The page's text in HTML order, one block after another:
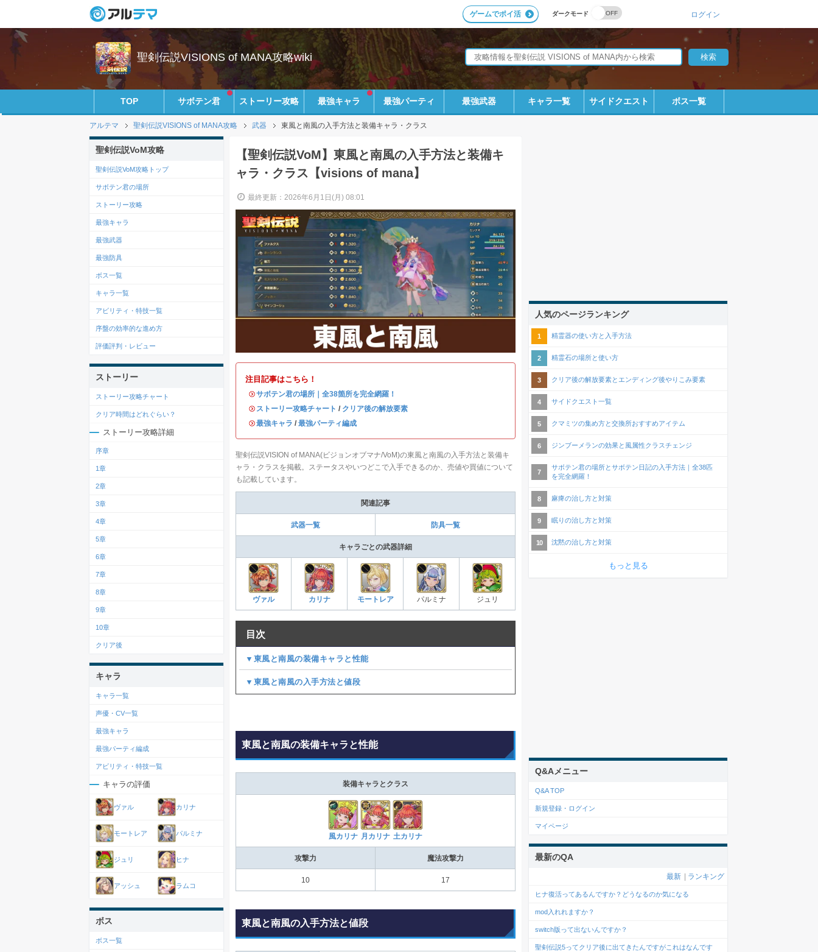
ダークモード
ゲームでポイ活 ログイン
聖剣伝説VISIONS of MANA攻略wiki
TOP サボテン君 ストーリー攻略 最強キャラ 最強パーティ 最強武器 キャラ一覧 サイドクエスト ボス一覧
アルテマ 聖剣伝説VISIONS of MANA攻略 武器 東風と南風の入手方法と装備キャラ・クラス
【聖剣伝説VoM】東風と南風の入手方法と装備キ
ャラ・クラス【visions of mana】
最終更新：2026年6月1日(月) 08:01
注目記事はこちら！
・サボテン君の場所｜全38箇所を完全網羅！
・ ストーリー攻略チャート / クリア後の解放要素
・最強キャラ / 最強パーティ編成
聖剣伝説VISION of MANA(ビジョンオブマナ/VoM)の東風と南風の入手方法と装備キ
ャラ・クラスを掲載。ステータスやいつどこで入手できるのか、売値や買値について
も記載しています。
関連記事
武器一覧 防具一覧
キャラごとの武器詳細
ヴァル カリナ モートレア パルミナ ジュリ
目次
▼東風と南風の装備キャラと性能
▼東風と南風の入手方法と値段
東風と南風の装備キャラと性能
装備キャラとクラス
風カリナ 月カリナ 土カリナ
攻撃力 魔法攻撃力
10 17
東風と南風の入手方法と値段
聖剣伝説VoM攻略
聖剣伝説VoM攻略トップ
サボテン君の場所
ストーリー攻略
最強キャラ
最強武器
最強防具
ボス一覧
キャラ一覧
アビリティ・特技一覧
序盤の効率的な進め方
評価評判・レビュー
ストーリー
ストーリー攻略チャート
クリア時間はどれぐらい？
ストーリー攻略詳細
序章
1章
2章
3章
4章
5章
6章
7章
8章
9章
10章
クリア後
キャラ
キャラ一覧
声優・CV一覧
最強キャラ
最強パーティ編成
アビリティ・特技一覧
キャラの評価
ヴァル カリナ
モートレア パルミナ
ジュリ ヒナ
アッシュ ラムコ
ボス
ボス一覧
人気のページランキング
精霊器の使い方と入手方法
精霊石の場所と使い方
クリア後の解放要素とエンディング後やりこみ要素
サイドクエスト一覧
クマミツの集め方と交換所おすすめアイテム
ジンブーメランの効果と風属性クラスチェンジ
サボテン君の場所とサボテン日記の入手方法｜全38匹
を完全網羅！
麻痺の治し方と対策
眠りの治し方と対策
沈黙の治し方と対策
もっと見る
Q&Aメニュー
Q&A TOP
新規登録・ログイン
マイページ
最新のQA
最新 ランキング
ヒナ復活ってあるんですか？どうなるのか気になる
mod入れれますか？
switch版って出ないんですか？
聖剣伝説5ってクリア後に出てきたんですがこれはなんです